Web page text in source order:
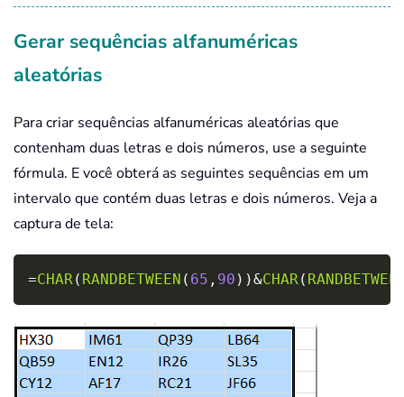
Gerar sequências alfanuméricas
aleatórias
Para criar sequências alfanuméricas aleatórias que
contenham duas letras e dois números, use a seguinte
fórmula. E você obterá as seguintes sequências em um
intervalo que contém duas letras e dois números. Veja a
captura de tela:
=CHAR( RANDBETWEEN ( 65 , 90 ) )&CHAR( Copy